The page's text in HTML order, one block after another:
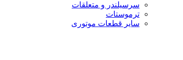
سرسیلندر و متعلقات
ترموستات
سایر قطعات موتوری